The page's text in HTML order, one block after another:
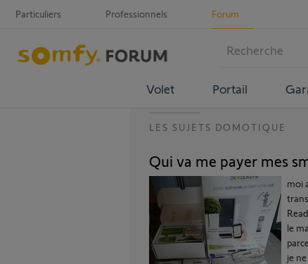
Particuliers Professionnels Forum
Volet Portail
LES SUJETS DOMOTIQUE
Qui va me payer mes
moi
le
je